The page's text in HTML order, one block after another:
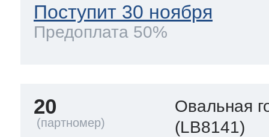
Поступит 30 ноября
Предоплата 50%
20
Овальная
(LB8141)